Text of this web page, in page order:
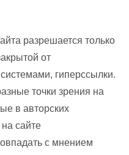
разрешается только
от
гиперссылки.
точки зрения на
в авторских
сайте
с мнением